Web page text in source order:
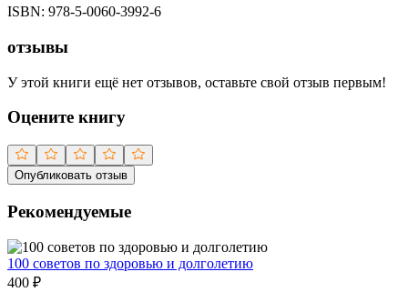
ISBN: 978-5-0060-3992-6
отзывы
У этой книги ещё нет отзывов, оставьте свой отзыв первым!
Оцените книгу
Опубликовать отзыв
Рекомендуемые
100 советов по здоровью и долголетию
400 ₽